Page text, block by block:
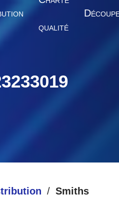
QUALITÉ
D
Smiths